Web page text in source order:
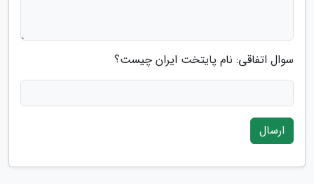
سوال اتفاقی: نام پایتخت ایران چیست؟
ارسال